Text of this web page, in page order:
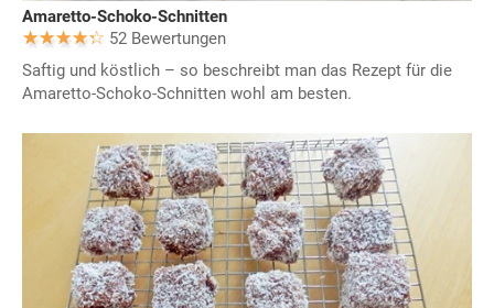
Amaretto-Schoko-Schnitten
52 Bewertungen
Saftig und köstlich – so beschreibt man das Rezept für die
Amaretto-Schoko-Schnitten wohl am besten.